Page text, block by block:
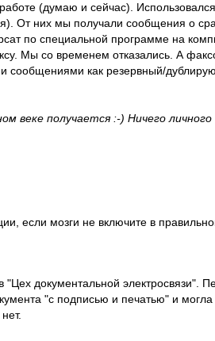
(думаю и сейчас).
От них мы получали сообщения о
по специальной программе на
Мы со временем отказались. А
сообщениями как резервный/
веке получается :-) Ничего личного
если мозги не включите в
документальной электросвязи".
"с подписью и печатью" и могла